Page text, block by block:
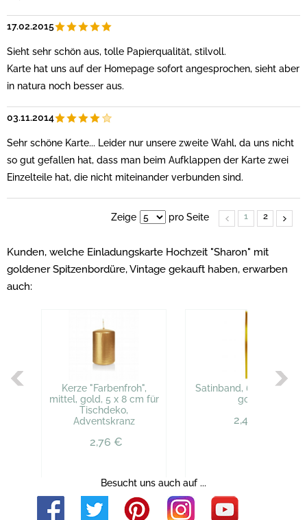
17.02.2015
Sieht sehr schön aus, tolle Papierqualität, stilvoll.
Karte hat uns auf der Homepage sofort angesprochen, sieht aber
in natura noch besser aus.
03.11.2014
Sehr schöne Karte... Leider nur unsere zweite Wahl, da uns nicht
so gut gefallen hat, dass man beim Aufklappen der Karte zwei
Einzelteile hat, die nicht miteinander verbunden sind.
Zeige pro Seite 1 2
Kunden, welche Einladungskarte Hochzeit "Sharon" mit
goldener Spitzenbordüre, Vintage gekauft haben, erwarben
auch:
Kerze "Farbenfroh",
mittel, gold, 5 x 8 cm für
Tischdeko,
Adventskranz
2,76 €
Satinband, 6 mm, 25 m,
gold
2,45 €
Besucht uns auch auf ...